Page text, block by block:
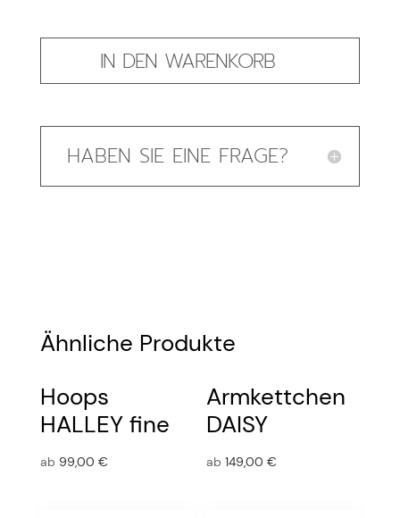
IN DEN WARENKORB
HABEN SIE EINE FRAGE?
Ähnliche Produkte
Hoops
HALLEY fine
ab 99,00 €
Armkettchen
DAISY
ab149,00€